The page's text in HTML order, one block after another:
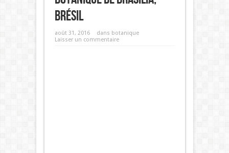
Brésil
août 31, 2016 dans botanique
Laisser un commentaire